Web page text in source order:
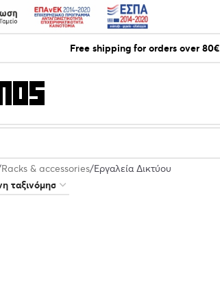
Free shipping for orders over 80€
Racks & accessories Εργαλεία Δικτύου